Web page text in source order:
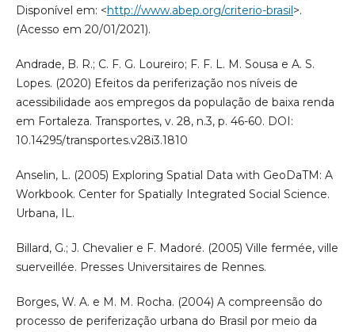
Disponível em: <http://www.abep.org/criterio-brasil>.
(Acesso em 20/01/2021).
Andrade, B. R.; C. F. G. Loureiro; F. F. L. M. Sousa e A. S.
Lopes. (2020) Efeitos da periferização nos níveis de
acessibilidade aos empregos da população de baixa renda
em Fortaleza. Transportes, v. 28, n.3, p. 46-60. DOI:
10.14295/transportes.v28i3.1810
Anselin, L. (2005) Exploring Spatial Data with GeoDaTM: A
Workbook. Center for Spatially Integrated Social Science.
Urbana, IL.
Billard, G.; J. Chevalier e F. Madoré. (2005) Ville fermée, ville
suerveillée. Presses Universitaires de Rennes.
Borges, W. A. e M. M. Rocha. (2004) A compreensão do
processo de periferização urbana do Brasil por meio da